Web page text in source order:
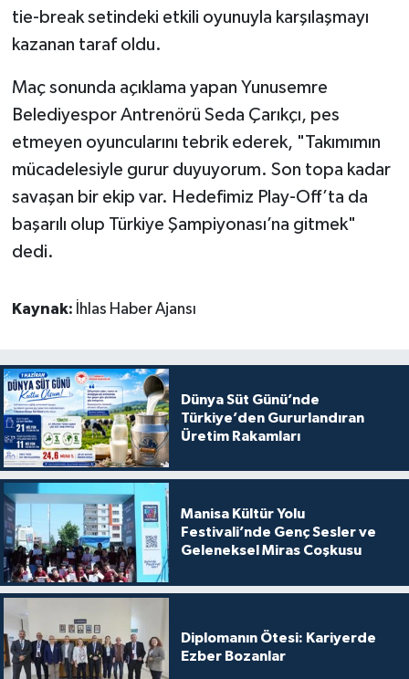
tie-break setindeki etkili oyunuyla karşılaşmayı
kazanan taraf oldu.
Maç sonunda açıklama yapan Yunusemre
Belediyespor Antrenörü Seda Çarıkçı, pes
etmeyen oyuncularını tebrik ederek, "Takımımın
mücadelesiyle gurur duyuyorum. Son topa kadar
savaşan bir ekip var. Hedefimiz Play-Off’ta da
başarılı olup Türkiye Şampiyonası’na gitmek"
dedi.
Kaynak: İhlas Haber Ajansı
Dünya Süt Günü’nde
Türkiye’den Gururlandıran
Üretim Rakamları
Manisa Kültür Yolu
Festivali’nde Genç Sesler ve
Geleneksel Miras Coşkusu
Diplomanın Ötesi: Kariyerde
Ezber Bozanlar